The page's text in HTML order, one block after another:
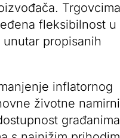
fleksibilnost u
propisanih
inflatornog
životne